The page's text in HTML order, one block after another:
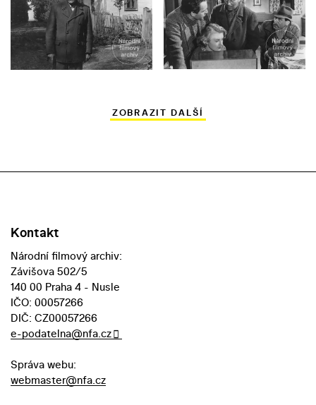
ZOBRAZIT DALŠÍ
Kontakt
Národní filmový archiv:
Závišova 502/5
140 00 Praha 4 - Nusle
IČO: 00057266
DIČ: CZ00057266
e-podatelna@nfa.cz
Správa webu:
webmaster@nfa.cz